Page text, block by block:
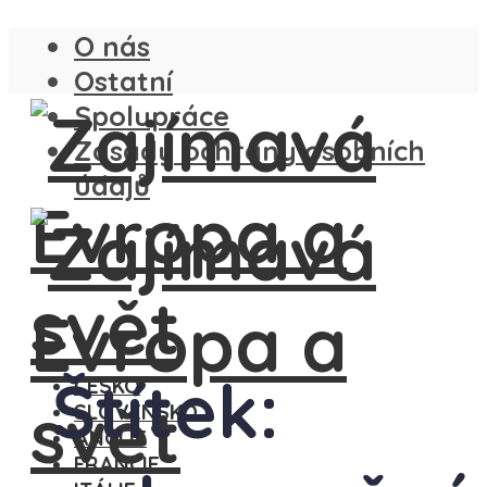
O nás
Ostatní
Spolupráce
Zásady ochrany osobních
údajů
ČESKO
SLOVENSKO
ANGLIE
FRANCIE
Štítek: